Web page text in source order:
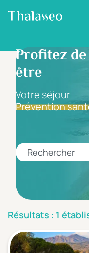
Aller au contenu
Profitez
être
Votre séjour
Prévention
Rechercher
Fourchette de prix
Prix par personne
5 étoiles *****
Résultats : 1